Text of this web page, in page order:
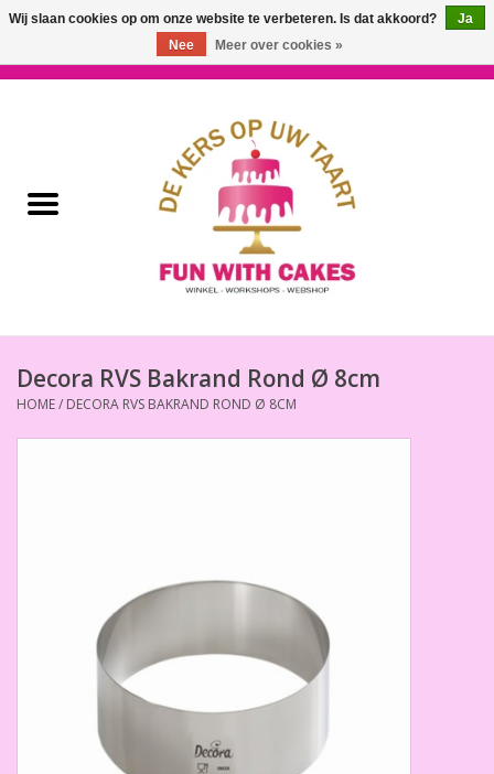
Workshops & Cursussen
Decoreer Gereedschap
Cindy's Favorieten
Decora RVS Bakrand Rond Ø 8cm
HOME/ DECORA RVS BAKRAND ROND Ø 8CM
Wij slaan cookies op om onze website te verbeteren. Is dat akkoord?
Ja
Nee
Meer over cookies »